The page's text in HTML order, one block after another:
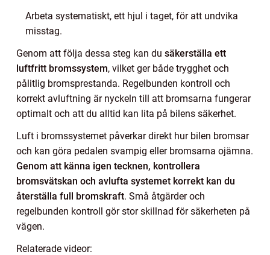
Arbeta systematiskt, ett hjul i taget, för att undvika
misstag.
Genom att följa dessa steg kan du säkerställa ett
luftfritt bromssystem, vilket ger både trygghet och
pålitlig bromsprestanda. Regelbunden kontroll och
korrekt avluftning är nyckeln till att bromsarna fungerar
optimalt och att du alltid kan lita på bilens säkerhet.
Luft i bromssystemet påverkar direkt hur bilen bromsar
och kan göra pedalen svampig eller bromsarna ojämna.
Genom att känna igen tecknen, kontrollera
bromsvätskan och avlufta systemet korrekt kan du
återställa full bromskraft. Små åtgärder och
regelbunden kontroll gör stor skillnad för säkerheten på
vägen.
Relaterade videor: